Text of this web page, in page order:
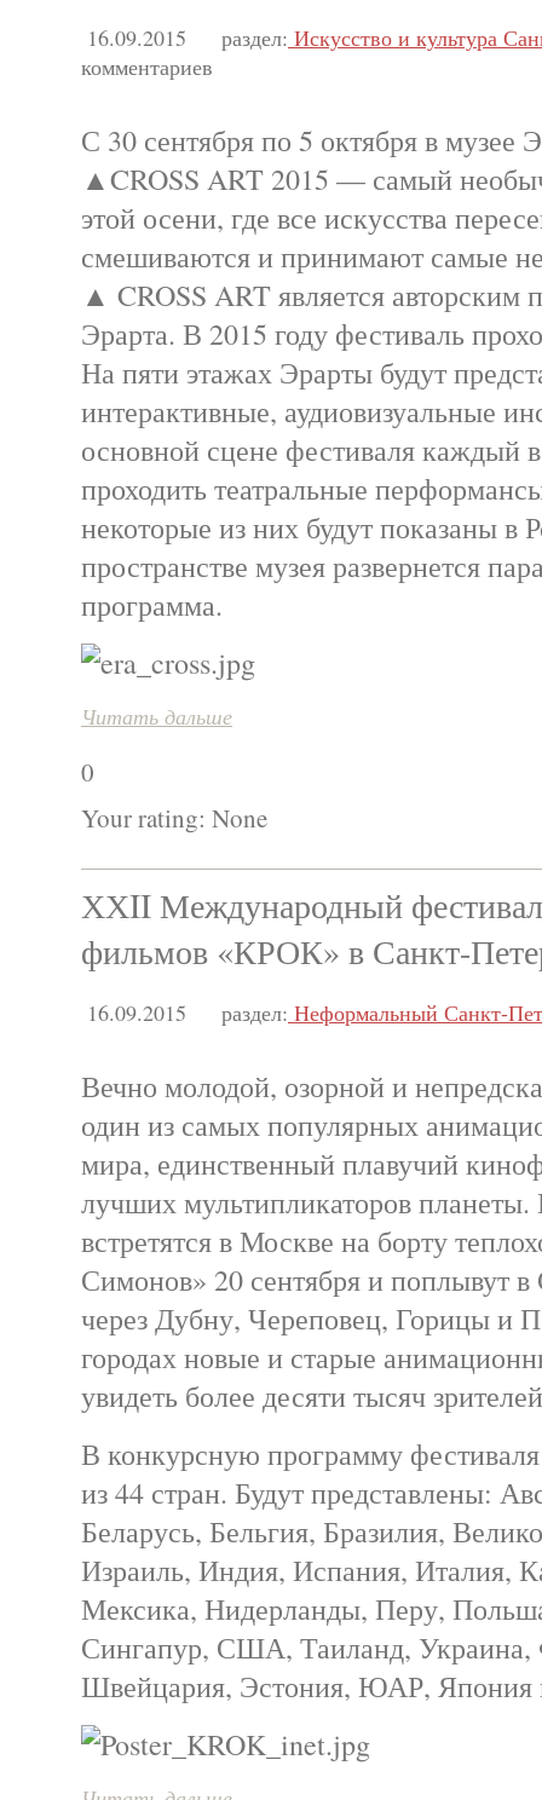
16.09.2015 раздел: Искусство и культура
комментариев
С 30 сентября по 5 октября в музее
▲CROSS ART 2015 — самый
этой осени, где все искусства
смешиваются и принимают самые
▲ CROSS ART является авторским
Эрарта. В 2015 году фестиваль
На пяти этажах Эрарты будут
интерактивные, аудиовизуальные
основной сцене фестиваля каждый
проходить театральные
некоторые из них будут показаны в
пространстве музея развернется
программа.
Читать дальше
0
Your rating: None
ХХII Международный
фильмов «КРОК» в Санкт-
16.09.2015 раздел: Неформальный Санкт-
Вечно молодой, озорной и
один из самых популярных
мира, единственный плавучий
лучших мультипликаторов планеты.
встретятся в Москве на борту
Симонов» 20 сентября и поплывут в
через Дубну, Череповец, Горицы и
городах новые и старые
увидеть более десяти тысяч
В конкурсную программу
из 44 стран. Будут представлены:
Беларусь, Бельгия, Бразилия,
Израиль, Индия, Испания, Италия,
Мексика, Нидерланды, Перу,
Сингапур, США, Таиланд, Украина,
Швейцария, Эстония, ЮАР, Япония